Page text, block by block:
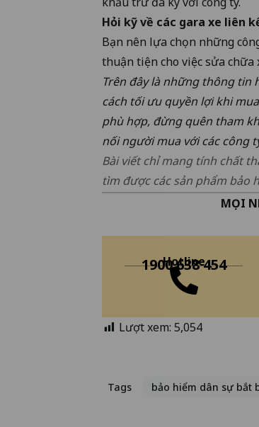
Hỏi kỹ về các gara xe liên
Bạn nên lựa chọn những
thuận tiện cho việc sửa chữa
Trên đây là những thông tin
cách tối ưu quyền lợi khi
phù hợp, đừng quên tham
nối người mua với các công
Bài viết chỉ mang tính chất
tìm được các sản phẩm bảo
MỌI
Hotline
1900 638 454
Lượt xem: 5,054
Tags bảo hiểm dân sự bắt